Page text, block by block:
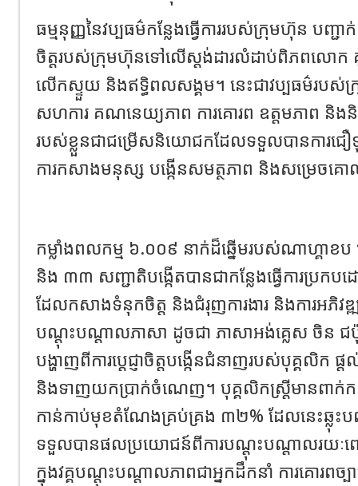
ធម្មនុញ្ញនៃវប្បធម៌កន្លែងធ្វើការរបស់ក្រុមហ៊ុន បញ្ជាក់
ចិត្តរបស់ក្រុមហ៊ុនទៅលើស្តង់ដារលំដាប់ពិភពលោក
លើកស្ទួយ និងឥទ្ធិពលសង្គម។ នេះជាវប្បធម៌របស់
សហការ គណនេយ្យភាព ការគោរព ឧត្តមភាព និងនិ
របស់ខ្លួនជាជម្រើសនិយោជកដែលទទួលបានការជ
ការកសាងមនុស្ស បង្កើនសមត្ថភាព និងសម្រេច
កម្លាំងពលកម្ម ៦.០០៩ នាក់ដ៏ឆ្នើមរបស់ណាហ្គាខប
និង ៣៣ សញ្ជាតិបង្កើតបានជាកន្លែងធ្វើការប្រក
ដែលកសាងទំនុកចិត្ត និងជំរុញការងារ និងការអភិវឌ្ឍ
បណ្តុះបណ្តាលភាសា ដូចជា ភាសាអង់គ្លេស ចិន
បង្ហាញពីការប្តេជ្ញាចិត្តបង្កើនជំនាញរបស់បុគ្គលិក
និងទាញយកប្រាក់ចំណេញ។ បុគ្គលិកស្ត្រីមានពាក់
កាន់កាប់មុខតំណែងគ្រប់គ្រង ៣២% ដែលនេះឆ្លុះ
ទទួលបានផលប្រយោជន៍ពីការបណ្តុះបណ្តាលរយៈ
ក្នុងវគ្គបណ្តុះបណ្តាលភាពជាអ្នកដឹកនាំ ការគោរព